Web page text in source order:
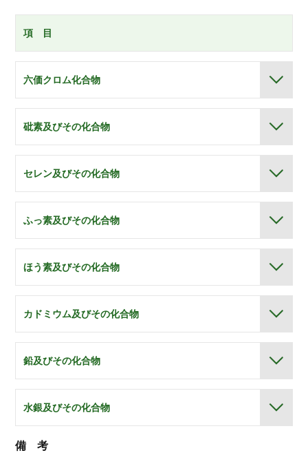
項 目
六価クロム化合物
砒素及びその化合物
セレン及びその化合物
ふっ素及びその化合物
ほう素及びその化合物
カドミウム及びその化合物
鉛及びその化合物
水銀及びその化合物
備 考